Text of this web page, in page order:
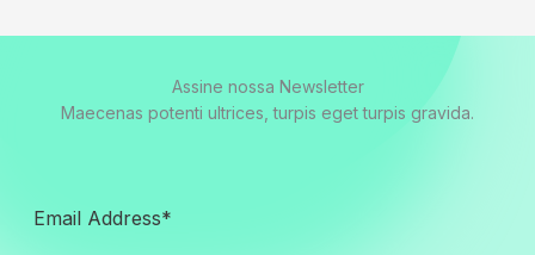
Assine nossa Newsletter
Maecenas potenti ultrices, turpis eget turpis gravida.